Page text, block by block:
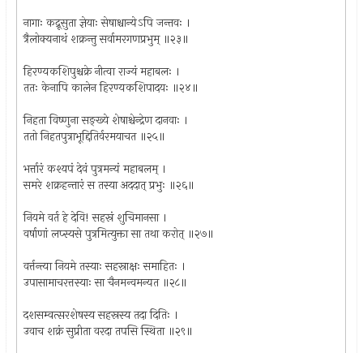
नागाः कद्रूसुता ज्ञेयाः सेषाश्चान्येऽपि जन्तवः ।
त्रैलोक्यनाथं शक्रन्तु सर्वामरगणप्रभुम् ॥२३॥
हिरण्यकशिपुश्चक्रे नीत्वा राज्यं महाबलः ।
ततः केनापि कालेन हिरण्यकशिपादयः ॥२४॥
निहता विष्णुना सङ्ख्ये शेषाश्चेन्द्रेण दानवाः ।
ततो निहतपुत्राभूद्दितिर्वरमयाचत ॥२५॥
भर्त्तारं कश्यपं देवं पुत्रमन्यं महाबलम् ।
समरे शक्रहन्तारं स तस्या अददात् प्रभुः ॥२६॥
नियमे वर्त हे देवि! सहस्रं शुचिमानसा ।
वर्षाणां लप्स्यसे पुत्रमित्युक्ता सा तथा करोत् ॥२७॥
वर्त्तन्त्या नियमे तस्याः सहस्राक्षः समाहितः ।
उपासामाचरत्तस्याः सा चैनमन्वमन्यत ॥२८॥
दशसम्वत्सरशेषस्य सहस्रस्य तदा दितिः ।
उवाच शक्रं सुप्रीता वरदा तपसि स्थिता ॥२९॥